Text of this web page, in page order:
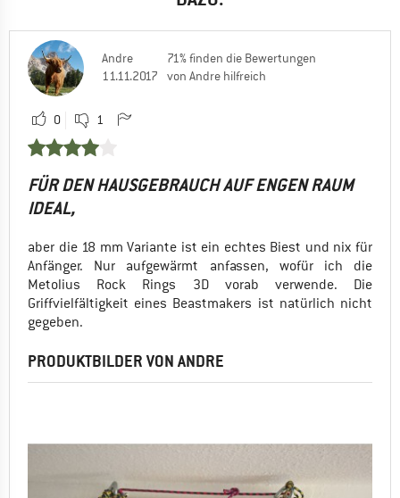
Andre
11.11.2017
71% finden die Bewertungen
von Andre hilfreich
0 1
FÜR DEN HAUSGEBRAUCH AUF ENGEN RAUM
IDEAL,
aber die 18 mm Variante ist ein echtes Biest und nix für
Anfänger. Nur aufgewärmt anfassen, wofür ich die
Metolius Rock Rings 3D vorab verwende. Die
Griffvielfältigkeit eines Beastmakers ist natürlich nicht
gegeben.
PRODUKTBILDER VON ANDRE